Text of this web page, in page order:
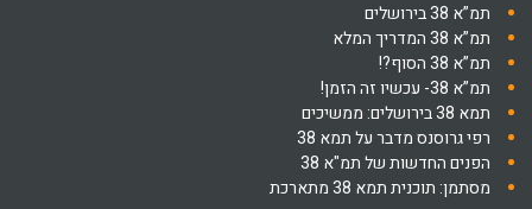
תמ”א 38 בירושלים
תמ”א 38 המדריך המלא
תמ”א 38 הסוף?!
תמ”א 38- עכשיו זה הזמן!
תמא 38 בירושלים: ממשיכים
רפי גרוסנס מדבר על תמא 38
הפנים החדשות של תמ"א 38
מסתמן: תוכנית תמא 38 מתארכת